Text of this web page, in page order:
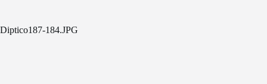
Diptico187-184.JPG